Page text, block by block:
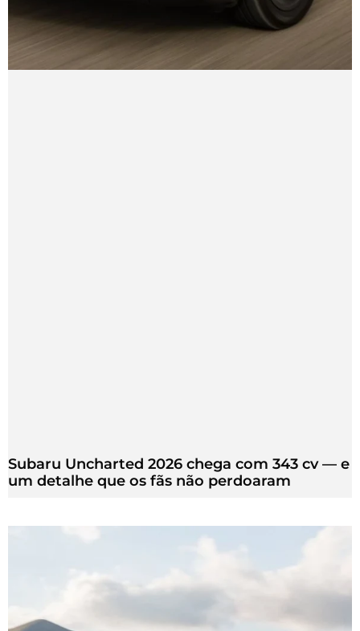
Subaru Uncharted 2026 chega com 343 cv — e
um detalhe que os fãs não perdoaram